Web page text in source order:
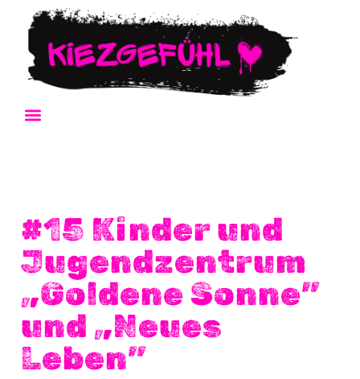
#15 Kinder und
Jugendzentrum
„Goldene Sonne”
und „Neues
Leben”